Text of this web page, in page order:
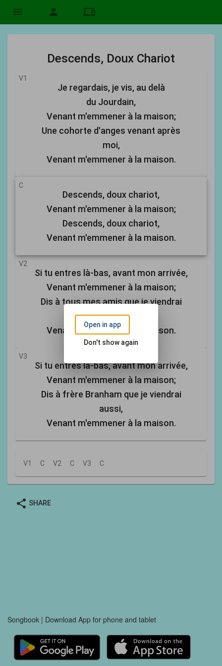
menu person devices
Descends, Doux Chariot
V1
Je regardais, je vis, au delà
du Jourdain,
Venant m'emmener à la maison;
Une cohorte d'anges venant après
moi,
Venant m'emmener à la maison.
C
Descends, doux chariot,
Venant m'emmener à la maison;
Descends, doux chariot,
Venant m'emmener à la maison.
V2
Si tu entres là-bas, avant mon arrivée,
Venant m'emmener à la maison;
Dis à tous mes amis que je viendrai
aussi,
Venant m'emmener à la maison.
V3
Si tu entres là-bas, avant mon arrivée,
Venant m'emmener à la maison;
Dis à frère Branham que je viendrai
aussi,
Venant m'emmener à la maison.
V1 C V2 C V3 C
share SHARE
Songbook | Download App for phone and tablet
Open in app
Don't show again